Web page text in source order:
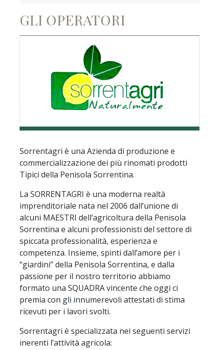
GLI OPERATORI
Sorrentagri è una Azienda di produzione e
commercializzazione dei più rinomati prodotti
Tipici della Penisola Sorrentina.
La SORRENTAGRI è una moderna realtà
imprenditoriale nata nel 2006 dall’unione di
alcuni MAESTRI dell’agricoltura della Penisola
Sorrentina e alcuni professionisti del settore di
spiccata professionalità, esperienza e
competenza. Insieme, spinti dall’amore per i
“giardini” della Penisola Sorrentina, e dalla
passione per il nostro territorio abbiamo
formato una SQUADRA vincente che oggi ci
premia con gli innumerevoli attestati di stima
ricevuti per i lavori svolti.
Sorrentagri è specializzata nei seguenti servizi
inerenti l’attività agricola: